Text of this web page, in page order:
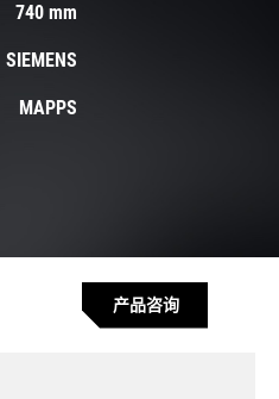
740 mm
SIEMENS
MAPPS
产品咨询